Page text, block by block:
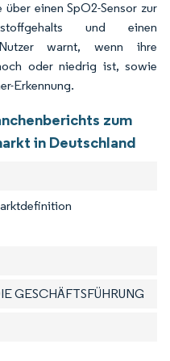
einen SpO2-Sensor zur
und einen
warnt, wenn ihre
oder niedrig ist, sowie
Erkennung.
zum
in Deutschland
GESCHÄFTSFÜHRUNG